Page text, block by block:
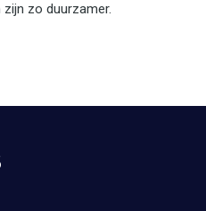
zijn zo duurzamer.